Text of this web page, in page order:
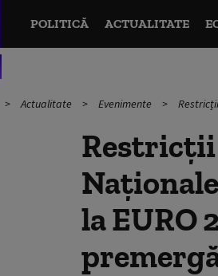
POLITICĂ ACTUALITATE
Actualitate Evenimente
Restricții
la EURO